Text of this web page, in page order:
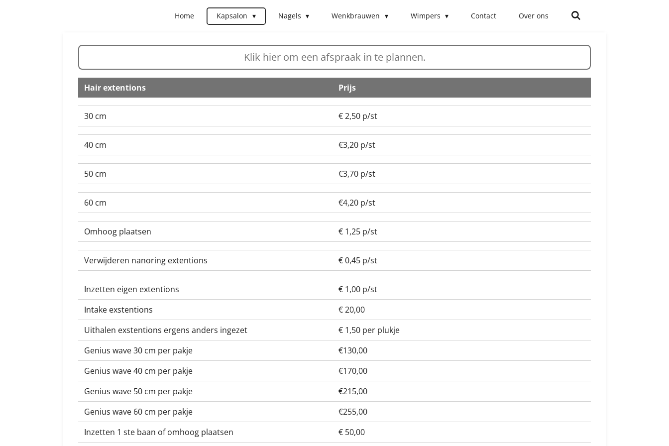
Home Kapsalon Nagels Wenkbrauwen Wimpers Contact Over ons
Klik hier om een afspraak in te plannen.
Hair extentions Prijs
30 cm € 2,50 p/st
40 cm €3,20 p/st
50 cm €3,70 p/st
60 cm €4,20 p/st
Omhoog plaatsen € 1,25 p/st
Verwijderen nanoring extentions € 0,45 p/st
Inzetten eigen extentions
€ 1,00 p/st
Intake exstentions
€ 20,00
Uithalen exstentions ergens anders ingezet
€ 1,50 per plukje
Genius wave 30 cm per pakje
€130,00
Genius wave 40 cm per pakje
€170,00
Genius wave 50 cm per pakje
€215,00
Genius wave 60 cm per pakje
€255,00
Inzetten 1 ste baan of omhoog plaatsen
€ 50,00